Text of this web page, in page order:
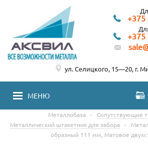
+375
+375
МЕНЮ
ул. Селицкого, 15—20, г.
Металлобаза - Сопутствующие
Металлический штакетник для забора -
образный 111 мм, Матовое